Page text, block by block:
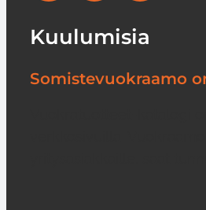
Kuulumisia
Somistevuokraamo